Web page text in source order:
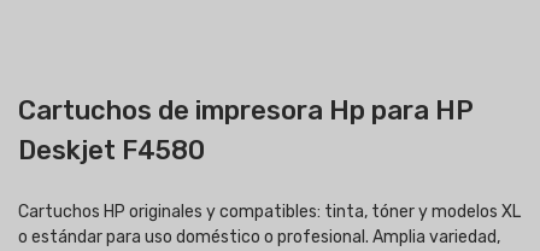
Cartuchos de impresora Hp para HP
Deskjet F4580
Cartuchos HP originales y compatibles: tinta, tóner y modelos XL
o estándar para uso doméstico o profesional. Amplia variedad,